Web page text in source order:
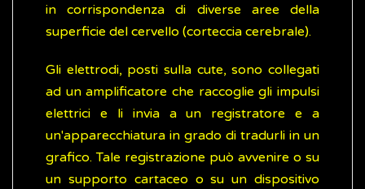
in corrispondenza di diverse aree della
superficie del cervello (corteccia cerebrale).
Gli elettrodi, posti sulla cute, sono collegati
ad un amplificatore che raccoglie gli impulsi
elettrici e li invia a un registratore e a
un'apparecchiatura in grado di tradurli in un
grafico. Tale registrazione può avvenire o su
un supporto cartaceo o su un dispositivo